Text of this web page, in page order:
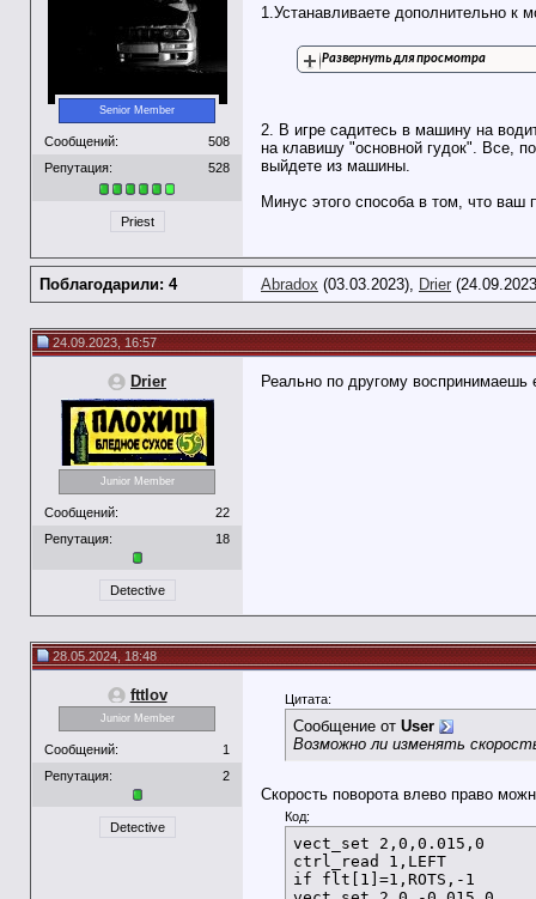
Senior Member
Сообщений:
508
Репутация:
528
Priest
1.Устанавливаете дополнительно к
Развернуть для просмотра
2. В игре садитесь в машину на
на клавишу "основной гудок". Все,
выйдете из машины.
Минус этого способа в том, что ваш
Поблагодарили: 4 Abradox (03.03.2023), Drier
24.09.2023, 16:57
Drier
Junior Member
Сообщений:
22
Репутация:
18
Detective
Реально по другому
28.05.2024, 18:48
fttlov
Junior Member
Сообщений:
1
Репутация:
2
Detective
Цитата:
Сообщение от User
Возможно ли изменять
Скорость поворота влево право
Код:
vect_set 2,0,0.015,0
ctrl_read 1,LEFT
if flt[1]=1,ROTS,-1